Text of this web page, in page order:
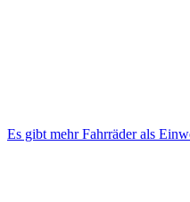
Es gibt mehr Fahrräder als